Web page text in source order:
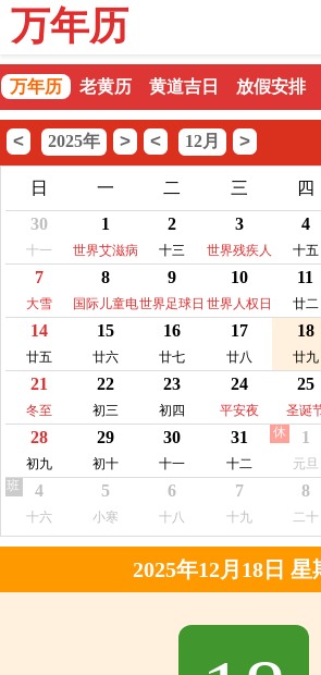
万年历
万年历 老黄历 黄道吉日 放假安排
< 2025年 > < 12月 >
日 一 二 三 四
30
十一
1
世界艾滋病
日
2
十三
3
世界残疾人
日
4
十五
7
大雪
8
国际儿童电
视日
9
世界足球日
10
世界人权日
11
廿二
14
廿五
15
廿六
16
廿七
17
廿八
18
廿九
21
冬至
22
初三
23
初四
24
平安夜
25
圣诞
28
初九
29
初十
30
十一
31
十二
1
元旦
休
4
十六
班 5
小寒
6
十八
7
十九
8
二十
2025年12月18日 星